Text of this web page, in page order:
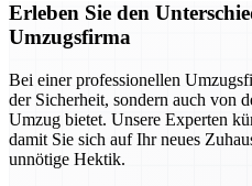
Erleben Sie den
Umzugsfirma
Bei einer professionellen
der Sicherheit, sondern auch von
Umzug bietet. Unsere Experten
damit Sie sich auf Ihr neues
unnötige Hektik.